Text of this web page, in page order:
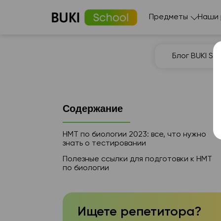
Предметы Наши
Блог BUKI
Содержание
НМТ по биологии 2023: все, что нужно
знать о тестировании
Полезные ссылки для подготовки к НМТ
по биологии
Ищете репетитора?